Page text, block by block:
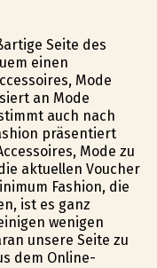
Seite des
einen
Mode
an Mode
auch nach
präsentiert
Mode zu
aktuellen Voucher
Fashion, die
ist es ganz
wenigen
unsere Seite zu
dem Online-